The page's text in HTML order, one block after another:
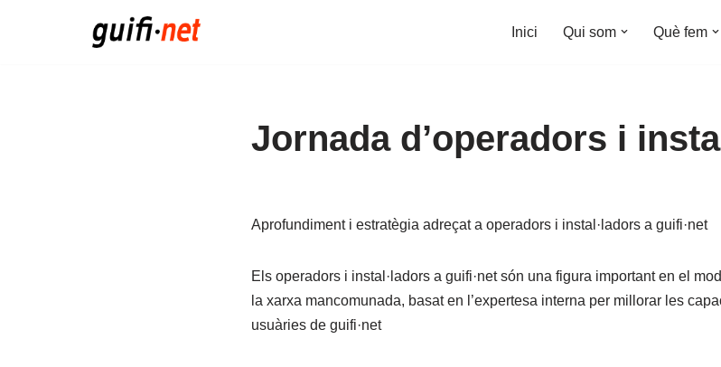
Inici Qui som Què fem
Jornada d’operadors i
Aprofundiment i estratègia adreçat a operadors i instal·ladors a guifi·net
Els operadors i instal·ladors a guifi·net són una figura important en el
la xarxa mancomunada, basat en l’expertesa interna per millorar les
usuàries de guifi·net